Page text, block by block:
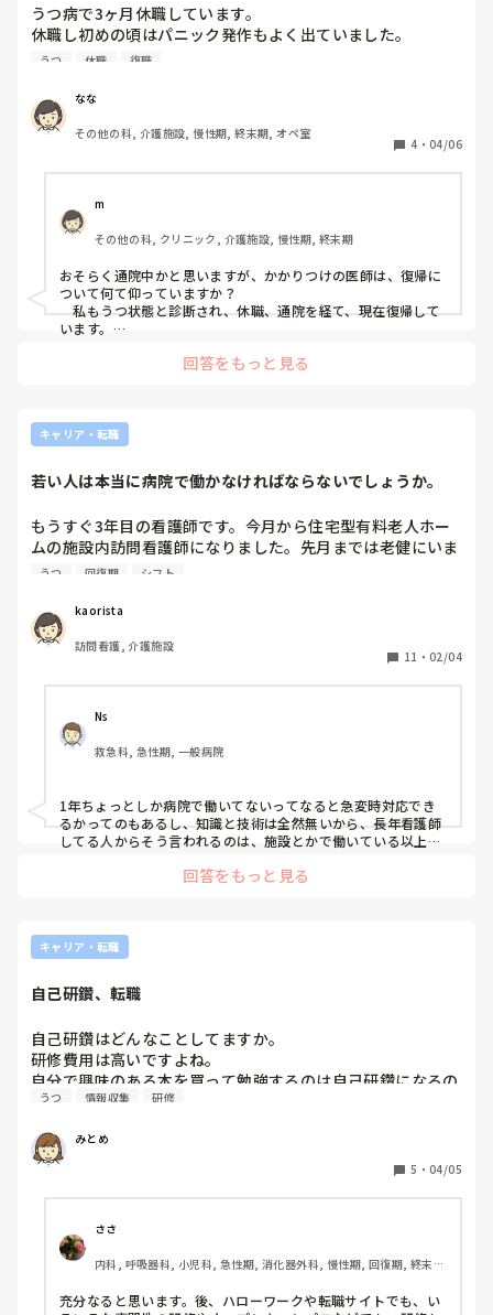
うつ病で3ヶ月休職しています。
休職し初めの頃はパニック発作もよく出ていました。
そして、とにかく薬を飲んでご飯を一口でも食べて寝るとい
たです。
休職2ヶ月目になると逆で、眠気が強くて寝てばかり。お腹
が減ったら何か食べる。夕方ごろになり、ようやく思考が回
ってきたと思ったら希死念慮と戦っていました。
今は休職3ヶ月目です。まだまだ寝てる時間が多いですが、
ぼーっとしながらも外出したりもできるようになってきまし
ただ、外出した後はぐったりしてしまうので復職はまだ早い
のかもしれないと思っています。
母(他府県にいます)からは、仕事をしていない罪悪感や、人
との関わりが減ることで、不安や焦燥感が強くなることを心
配され、パートなら復帰できるんじゃない？と言われていま
す。
甘い考えかもしれませんが、今の職場での復帰は諦めて退職
し、体調・体力・気力ともにもう少し回復してから(せめて
ろを探せたらいいなと思っています。
今の職場(特養)は嫌いではないので、回復できたら今の職場
にパートで再就職させてもらえないか伺ってみようとも思っ
ています。
稚拙な上に長文で申し訳ありませんが、ご意見やアドバイス
いただけると嬉しいです。
うつ 休職 復職
なな
その他の科, 介護施設, 慢性期, 終末期, オペ室
4 ・ 04/06
m
その他の科, クリニック, 介護施設, 慢性期, 終末期
おそらく通院中かと思いますが、かかりつけの医師は、復帰に
ついて何て仰っていますか？
私もうつ状態と診断され、休職、通院を経て、現在復帰して
います。
ん！ってすごく気持ちが焦って、医師に復帰したいと言いまし
ところの方が負担も少なく、良いと思います。
医師にどのくらいなら、働いてもよいか？など確認されると
精神疾患があると、なかなか採用が難しくなりがちです。理
回答をもっと見る
キャリア・転職
若い人は本当に病院で働かなければならないでしょうか。
もうすぐ3年目の看護師です。今月から住宅型有料老人ホー
ムの施設内訪問看護師になりました。先月までは老健にいま
した。
勤もあり、インスリンや胃瘻、酸素などの医療的ケアの必要
な方も受け入れています。前の老健を辞めた理由は密な人間
関係に疲れてしまったのと、老健というのもあってか医療行
為がほとんどなく医療的ケアもやりたいと思ったためです。
今の職場は先輩方も優しくて、やりたかった医療的ケアもで
きるのでそこは満足しています。
しかし1つだけ引っかかることがあります。私と歳の近い30
代くらいの人もいますが、50〜60代くらいの人が多いで
っていけるんじゃない？」などと言われることがあります。
もしかしたら現代のように看護師としての多様な働き方がな
かった時代を経験してきたからかもしれません。
じめとした人間関係でうつ病になったため急性期病院を辞
な過去があるため、病棟にこだわらず自分に合った場所で働
こうと決めました。病院はなかなか見つかりませんでした
が、自宅から近くて御縁もあり現在の職場に入職しました。
看護の勉強や医療行為は嫌いではありませんし、今後も新し
い入居者さんがいるので継続して学んでいきたいと思ってい
ます。
人が少なく正直シフトを回していくにはギリギリの人数で、
今後を担う若手職員として期待してくださっていますが、所
分がいます…
うつ 回復期 シフト
kaorista
訪問看護, 介護施設
11 ・ 02/04
Ns
救急科, 急性期, 一般病院
1年ちょっとしか病院で働いてないってなると急変時対応でき
るかってのもあるし、知識と技術は全然無いから、長年看護師
してる人からそう言われるのは、施設とかで働いている以上致
回答をもっと見る
キャリア・転職
自己研鑽、転職
自己研鑽はどんなことしてますか。
研修費用は高いですよね。
自分で興味のある本を買って勉強するのは自己研鑽になるの
でしょうか。
か。時間とお金をかけてこそ意味があるのか。
悩んでるのは訪問看護研修をうけようかどうしようかという
悩みもあります。訪問看護研修受けてやるぞって気持ちを高
めて訪問看護に転職しようかどうしようか悩んでます。ネッ
トや本で情報収集できるけど働きながら研修うけること、転
うつ 情報収集 研修
みとめ
5 ・ 04/05
ささ
内科, 呼吸器科, 小児科, 急性期, 消化器外科, 慢性期, 回復期, 終末
充分なると思います。後、ハローワークや転職サイトでも、い